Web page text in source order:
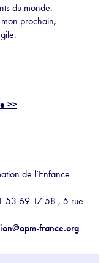
du monde.
prochain,
>>
de l’Enfance
53 69 17 58 , 5 rue
france.org